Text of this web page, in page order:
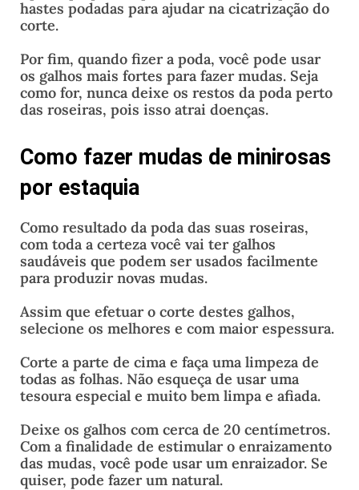
hastes podadas para ajudar na cicatrização do
corte.
Por fim, quando fizer a poda, você pode usar
os galhos mais fortes para fazer mudas. Seja
como for, nunca deixe os restos da poda perto
das roseiras, pois isso atrai doenças.
Como fazer mudas de minirosas
por estaquia
Como resultado da poda das suas roseiras,
com toda a certeza você vai ter galhos
saudáveis que podem ser usados facilmente
para produzir novas mudas.
Assim que efetuar o corte destes galhos,
selecione os melhores e com maior espessura.
Corte a parte de cima e faça uma limpeza de
todas as folhas. Não esqueça de usar uma
tesoura especial e muito bem limpa e afiada.
Deixe os galhos com cerca de 20 centímetros.
Com a finalidade de estimular o enraizamento
das mudas, você pode usar um enraizador. Se
quiser, pode fazer um natural.